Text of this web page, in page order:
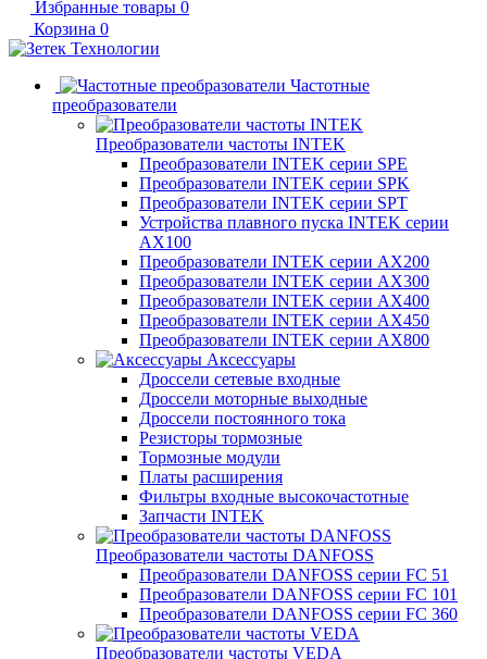
Избранные товары 0
Корзина 0
Частотные
преобразователи
Преобразователи частоты INTEK
Преобразователи INTEK серии SPE
Преобразователи INTEK серии SPK
Преобразователи INTEK серии SPT
Устройства плавного пуска INTEK серии
AX100
Преобразователи INTEK серии AX200
Преобразователи INTEK серии AX300
Преобразователи INTEK серии AX400
Преобразователи INTEK серии AX450
Преобразователи INTEK серии AX800
Аксессуары
Дроссели сетевые входные
Дроссели моторные выходные
Дроссели постоянного тока
Резисторы тормозные
Тормозные модули
Платы расширения
Фильтры входные высокочастотные
Запчасти INTEK
Преобразователи частоты DANFOSS
Преобразователи DANFOSS серии FC 51
Преобразователи DANFOSS серии FC 101
Преобразователи DANFOSS серии FC 360
Преобразователи частоты VEDA